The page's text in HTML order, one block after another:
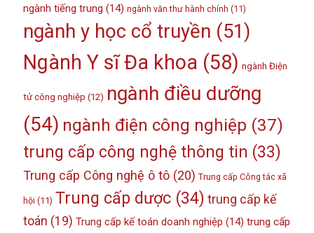
ngành tiếng trung (14) ngành văn thư hành chính (11)
ngành y học cổ truyền (51)
Ngành Y sĩ Đa khoa (58) ngành Điện
tử công nghiệp (12) ngành điều dưỡng
(54) ngành điện công nghiệp (37)
trung cấp công nghệ thông tin (33)
Trung cấp Công nghệ ô tô(20) Trung cấp Công tác xã
hội (11) Trung cấp dược(34) trung cấp kế
toán (19) Trung cấp kế toán doanh nghiệp (14) trung cấp